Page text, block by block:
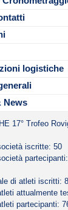
pubblicati
venete questa
circuito
logistiche
è
disputate
non specificato
supermaster
News
17° Trofeo
iscritte: 50
di atleti iscritti:
attualmente
partecipanti: